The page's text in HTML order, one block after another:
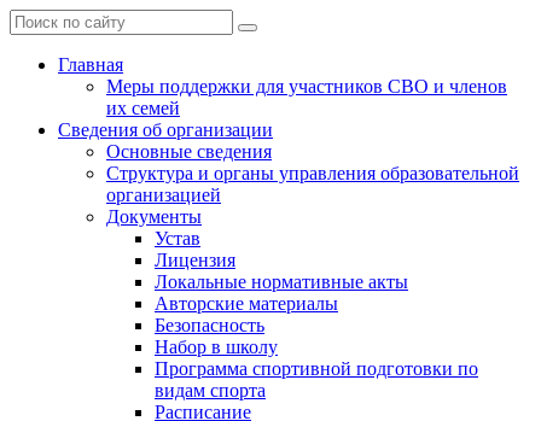
Главная
Меры поддержки для участников СВО и членов
их семей
Сведения об организации
Основные сведения
Структура и органы управления образовательной
организацией
Документы
Устав
Лицензия
Локальные нормативные акты
Авторские материалы
Безопасность
Набор в школу
Программа спортивной подготовки по
видам спорта
Расписание